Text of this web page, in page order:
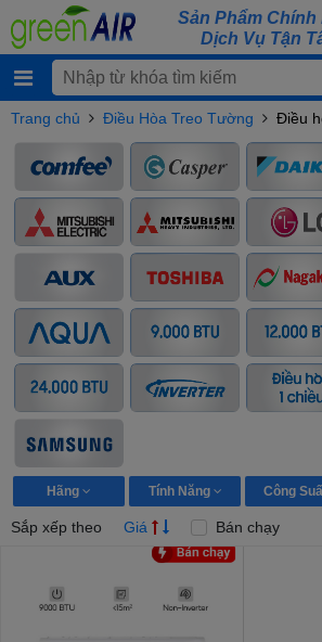
Sản Phẩm Chính
Dịch Vụ Tận
Trang chủ Điều Hòa Treo Tường Điều
Hãng Tính Năng Công
Sắp xếp theo Giá Bán chạy